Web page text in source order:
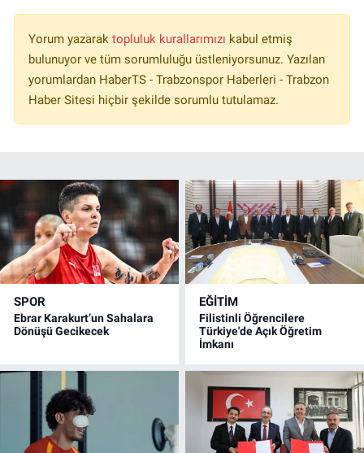
Yorum yazarak topluluk kurallarımızı kabul etmiş
bulunuyor ve tüm sorumluluğu üstleniyorsunuz. Yazılan
yorumlardan HaberTS - Trabzonspor Haberleri - Trabzon
Haber Sitesi hiçbir şekilde sorumlu tutulamaz.
SPOR
Ebrar Karakurt’un Sahalara
Dönüşü Gecikecek
EĞİTİM
Filistinli Öğrencilere
Türkiye'de Açık Öğretim
İmkanı